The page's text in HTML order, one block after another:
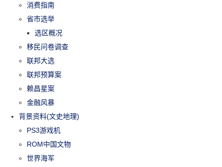
消费指南
省市选举
选区概况
移民问卷调查
联邦大选
联邦预算案
赖昌星案
金融风暴
背景资料(文史地理)
PS3游戏机
ROM中国文物
世界海军